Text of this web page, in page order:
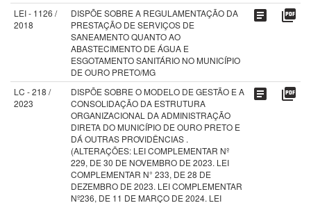
LEI - 1126 /
2018
DISPÕE SOBRE A REGULAMENTAÇÃO DA
PRESTAÇÃO DE SERVIÇOS DE
SANEAMENTO QUANTO AO
ABASTECIMENTO DE ÁGUA E
ESGOTAMENTO SANITÁRIO NO MUNICÍPIO
DE OURO PRETO/MG
article picture_as_pdf
LC - 218 /
2023
DISPÕE SOBRE O MODELO DE GESTÃO E A
CONSOLIDAÇÃO DA ESTRUTURA
ORGANIZACIONAL DA ADMINISTRAÇÃO
DIRETA DO MUNICÍPIO DE OURO PRETO E
DÁ OUTRAS PROVIDÊNCIAS .
(ALTERAÇÕES: LEI COMPLEMENTAR Nº
229, DE 30 DE NOVEMBRO DE 2023. LEI
COMPLEMENTAR N° 233, DE 28 DE
DEZEMBRO DE 2023. LEI COMPLEMENTAR
Nº236, DE 11 DE MARÇO DE 2024. LEI
article picture_as_pdf